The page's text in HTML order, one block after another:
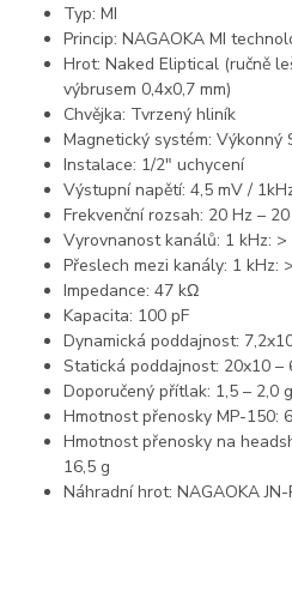
Typ: MI
Princip: NAGAOKA MI
Hrot: Naked Eliptical (ručně
výbrusem 0,4x0,7 mm)
Chvějka: Tvrzený hliník
Magnetický systém: Výkonný
Instalace: 1/2″ uchycení
Výstupní napětí: 4,5 mV /
Frekvenční rozsah: 20 Hz –
Vyrovnanost kanálů: 1 kHz: >
Přeslech mezi kanály: 1 kHz:
Impedance: 47 kΩ
Kapacita: 100 pF
Dynamická poddajnost:
Statická poddajnost: 20x10 –
Doporučený přítlak: 1,5 – 2,0 g
Hmotnost přenosky MP-150:
Hmotnost přenosky na
16,5 g
Náhradní hrot: NAGAOKA JN-